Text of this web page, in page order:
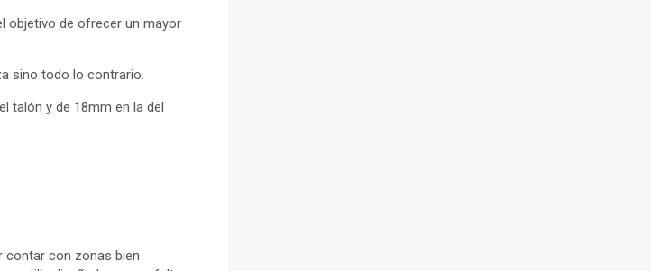
objetivo de ofrecer un mayor
sino todo lo contrario.
talón y de 18mm en la del
contar con zonas bien